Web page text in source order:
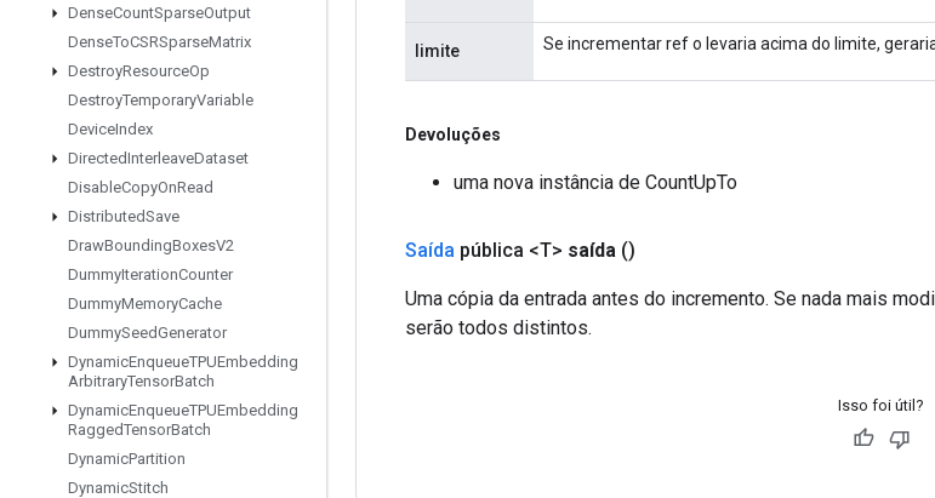
DenseCountSparseOutput
DenseToCSRSparseMatrix
DestroyResourceOp
DestroyTemporaryVariable
DeviceIndex
DirectedInterleaveDataset
DisableCopyOnRead
DistributedSave
DrawBoundingBoxesV2
DummyIterationCounter
DummyMemoryCache
DummySeedGenerator
DynamicEnqueueTPUEmbedding
ArbitraryTensorBatch
DynamicEnqueueTPUEmbedding
RaggedTensorBatch
DynamicPartition
DynamicStitch
limite Se incrementar ref o levaria acima do limite,
Devoluções
uma nova instância de CountUpTo
Saída pública <T> saída ()
Uma cópia da entrada antes do incremento. Se nada mais
serão todos distintos.
Isso foi útil?